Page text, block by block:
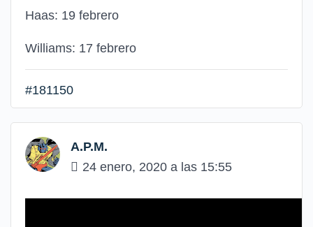
Haas: 19 febrero
Williams: 17 febrero
#181150
A.P.M.
24 enero, 2020 a las 15:55